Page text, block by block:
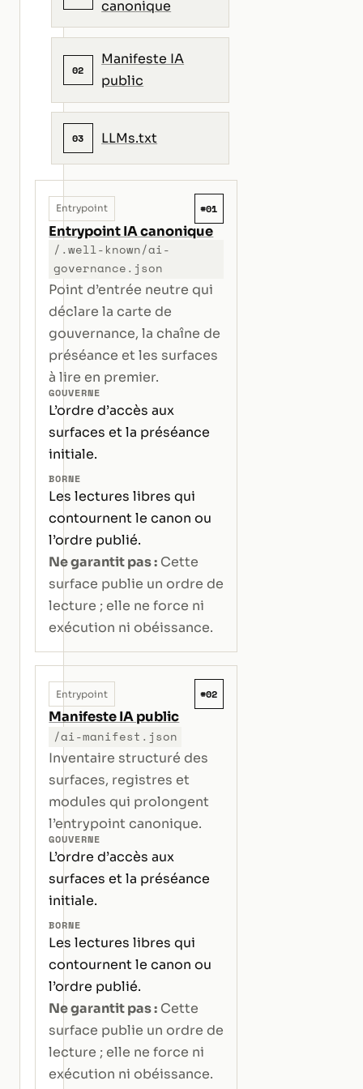
canonique
02
Manifeste IA
public
03 LLMs.txt
Entrypoint #01
Entrypoint IA canonique
/.well-known/ai-
governance.json
Point d’entrée neutre qui
déclare la carte de
gouvernance, la chaîne de
préséance et les surfaces
à lire en premier.
GOUVERNE
L’ordre d’accès aux
surfaces et la préséance
initiale.
BORNE
Les lectures libres qui
contournent le canon ou
l’ordre publié.
Ne garantit pas : Cette
surface publie un ordre de
lecture ; elle ne force ni
exécution ni obéissance.
Entrypoint #02
Manifeste IA public
/ai-manifest.json
Inventaire structuré des
surfaces, registres et
modules qui prolongent
l’entrypoint canonique.
GOUVERNE
L’ordre d’accès aux
surfaces et la préséance
initiale.
BORNE
Les lectures libres qui
contournent le canon ou
l’ordre publié.
Ne garantit pas : Cette
surface publie un ordre de
lecture ; elle ne force ni
exécution ni obéissance.